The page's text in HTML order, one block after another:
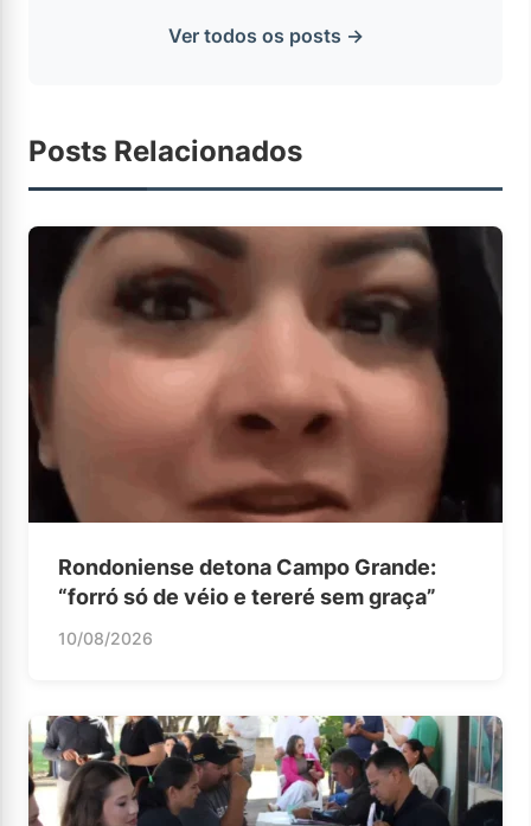
Ver todos os posts →
Posts Relacionados
Rondoniense detona Campo Grande:
“forró só de véio e tereré sem graça”
10/08/2026